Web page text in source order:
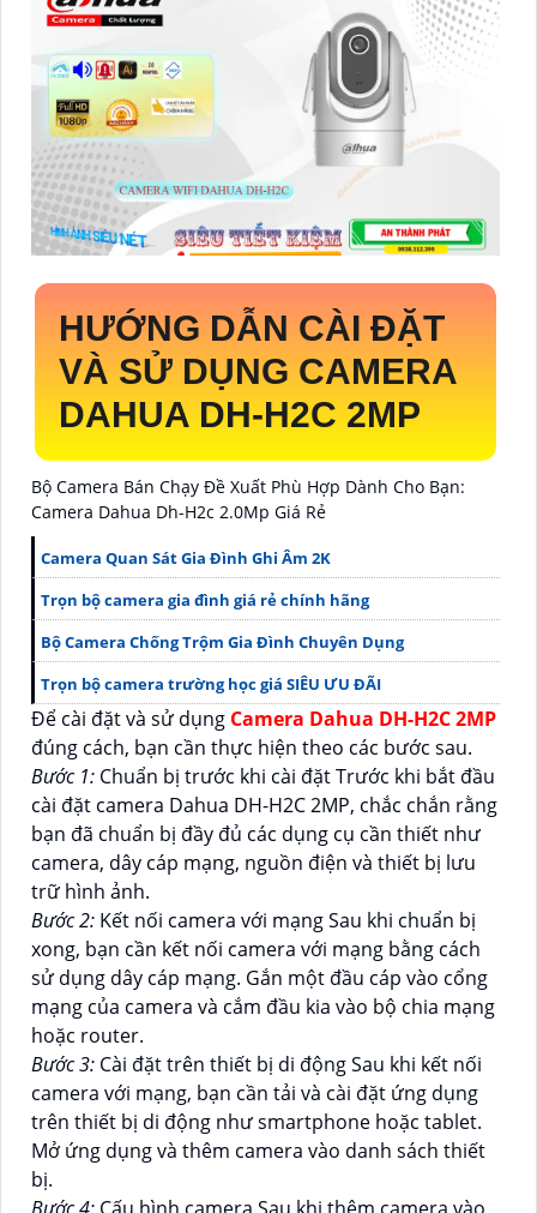
HƯỚNG DẪN CÀI ĐẶT
VÀ SỬ DỤNG CAMERA
DAHUA DH-H2C 2MP
Bộ Camera Bán Chạy Đề Xuất Phù Hợp Dành Cho Bạn:
Camera Dahua Dh-H2c 2.0Mp Giá Rẻ
Camera Quan Sát Gia Đình Ghi Âm 2K
Trọn bộ camera gia đình giá rẻ chính hãng
Bộ Camera Chống Trộm Gia Đình Chuyên Dụng
Trọn bộ camera trường học giá SIÊU ƯU ĐÃI
Để cài đặt và sử dụng Camera Dahua DH-H2C 2MP
đúng cách, bạn cần thực hiện theo các bước sau.
Bước 1: Chuẩn bị trước khi cài đặt Trước khi bắt đầu
cài đặt camera Dahua DH-H2C 2MP, chắc chắn rằng
bạn đã chuẩn bị đầy đủ các dụng cụ cần thiết như
camera, dây cáp mạng, nguồn điện và thiết bị lưu
trữ hình ảnh.
Bước 2: Kết nối camera với mạng Sau khi chuẩn bị
xong, bạn cần kết nối camera với mạng bằng cách
sử dụng dây cáp mạng. Gắn một đầu cáp vào cổng
mạng của camera và cắm đầu kia vào bộ chia mạng
hoặc router.
Bước 3: Cài đặt trên thiết bị di động Sau khi kết nối
camera với mạng, bạn cần tải và cài đặt ứng dụng
trên thiết bị di động như smartphone hoặc tablet.
Mở ứng dụng và thêm camera vào danh sách thiết
bị.